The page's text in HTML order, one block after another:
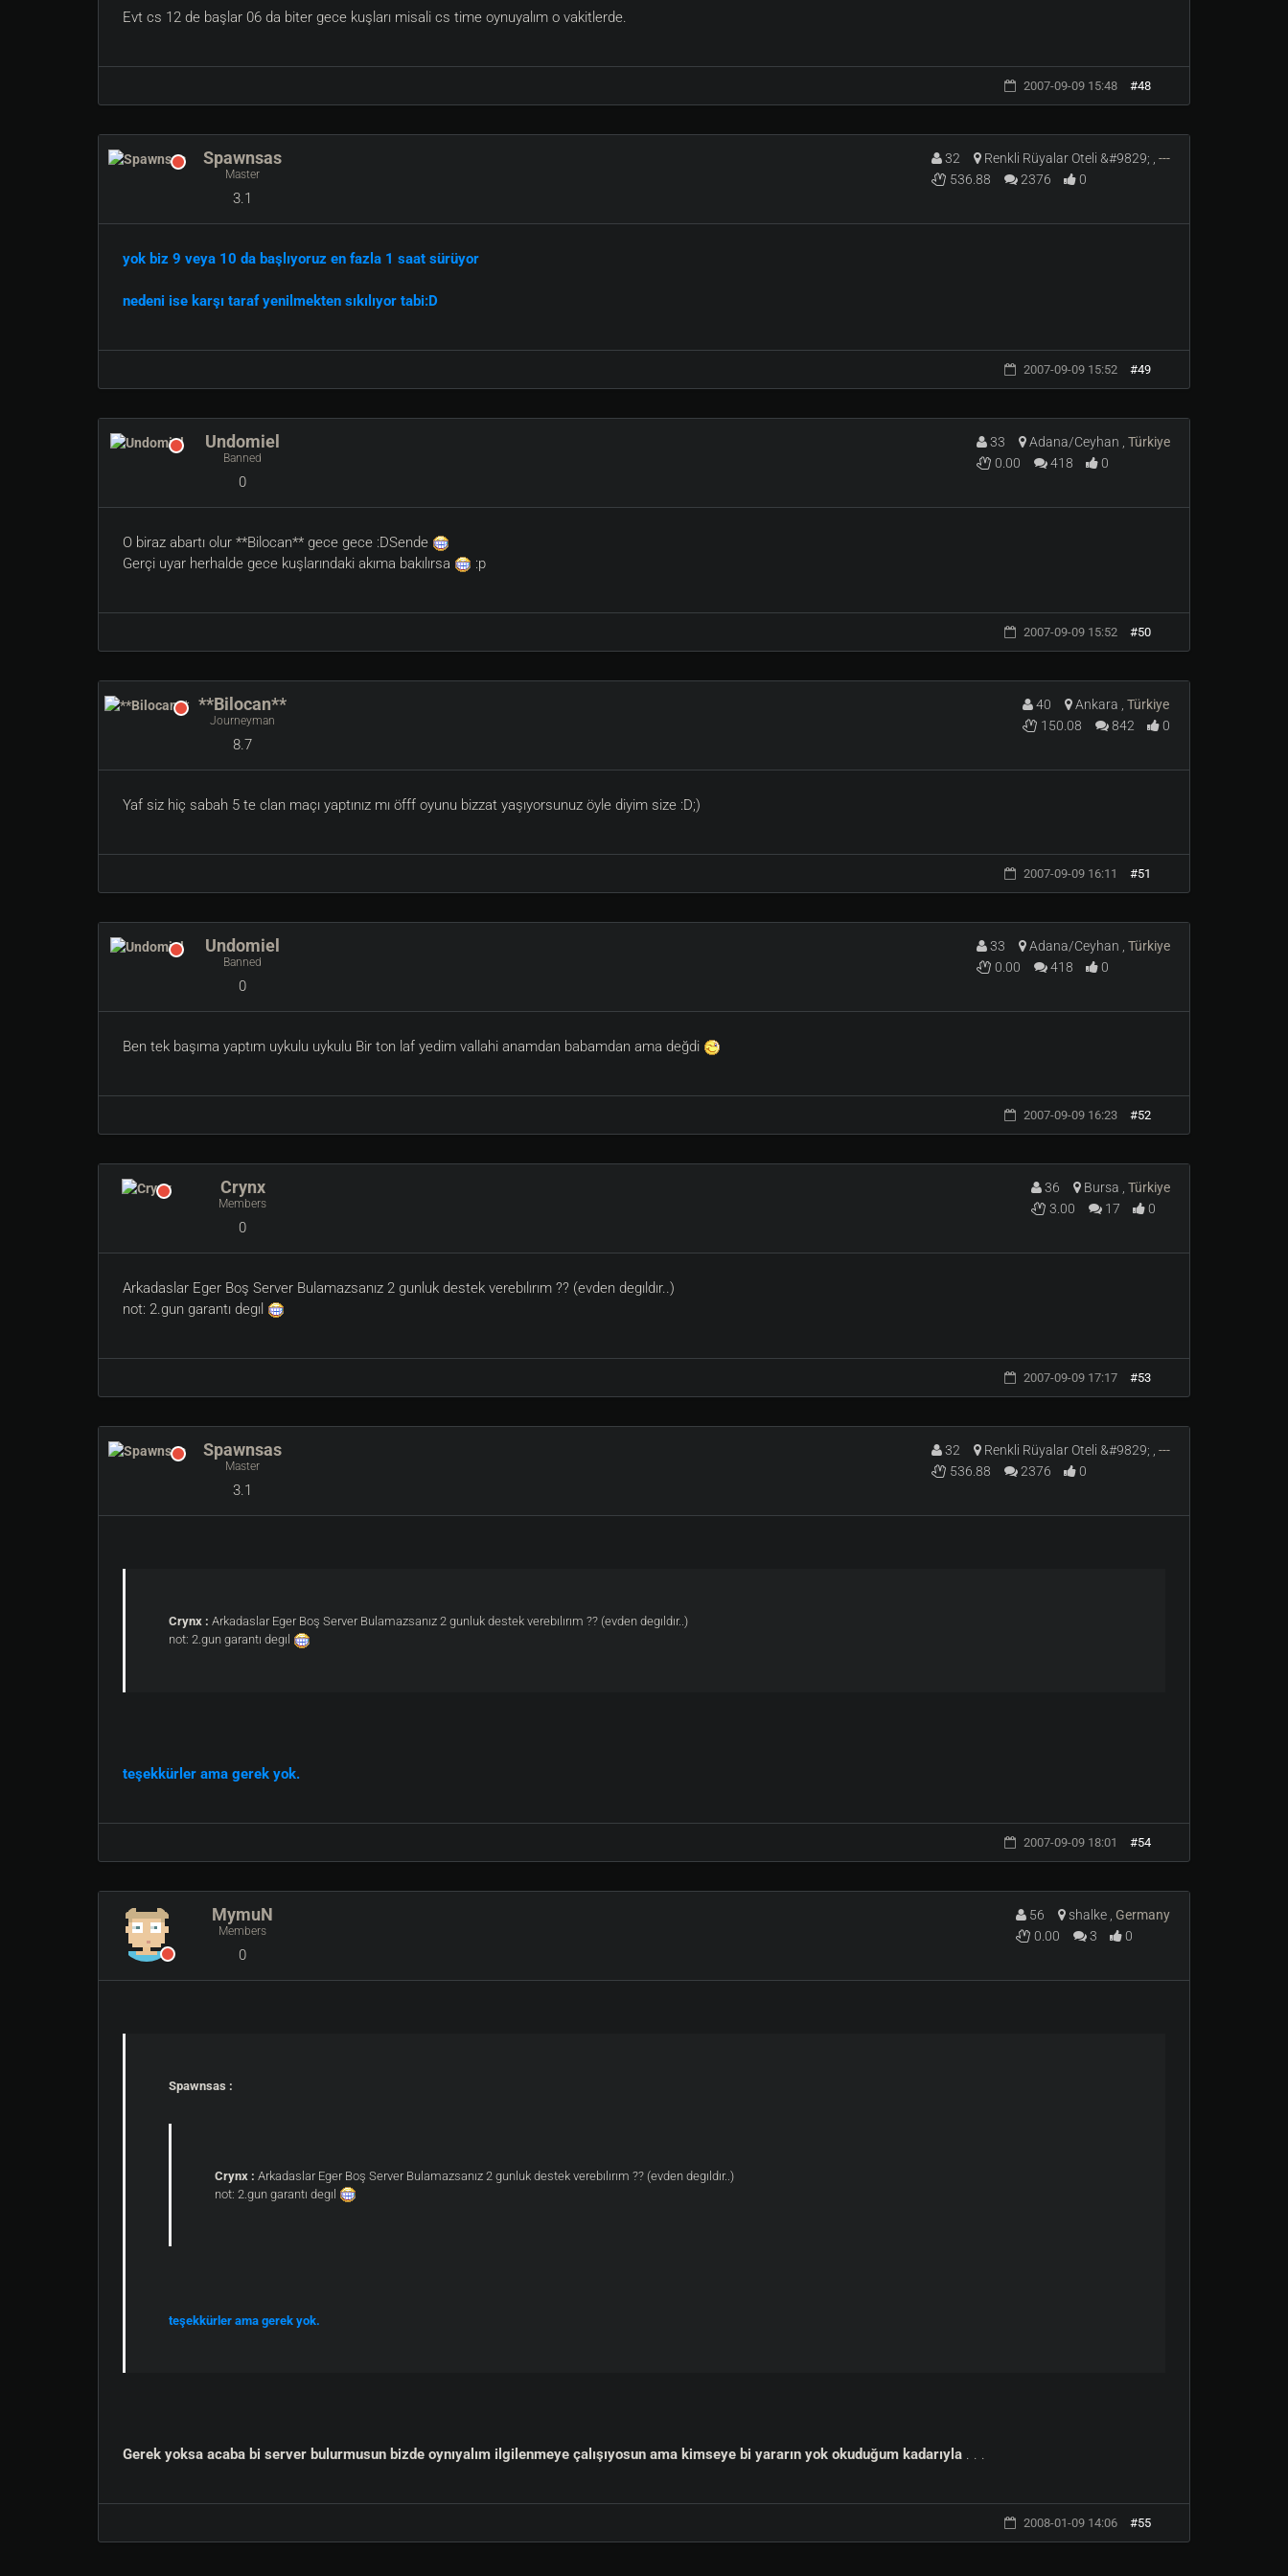
Evt cs 12 de başlar 06 da biter gece kuşları misali cs time oynuyalım o vakitlerde.
2007-09-09 15:48 #48
Spawnsas
Master
3.1
32 Renkli Rüyalar Oteli &#9829; , ---
536.88
2376 0
yok biz 9 veya 10 da başlıyoruz en fazla 1 saat sürüyor
nedeni ise karşı taraf yenilmekten sıkılıyor tabi:D
2007-09-09 15:52 #49
Undomiel
Banned
0
33 Adana/Ceyhan , Türkiye
0.00
418 0
O biraz abartı olur **Bilocan** gece gece :DSende
Gerçi uyar herhalde gece kuşlarındaki akıma bakılırsa
:p
2007-09-09 15:52 #50
**Bilocan**
Journeyman
8.7
40 Ankara , Türkiye
150.08
842 0
Yaf siz hiç sabah 5 te clan maçı yaptınız mı öfff oyunu bizzat yaşıyorsunuz öyle diyim size :D;)
2007-09-09 16:11 #51
Undomiel
Banned
0
33 Adana/Ceyhan , Türkiye
0.00
418 0
Ben tek başıma yaptım uykulu uykulu Bir ton laf yedim vallahi anamdan babamdan ama değdi
2007-09-09 16:23 #52
Crynx
Members
0
36 Bursa , Türkiye
3.00
17 0
Arkadaslar Eger Boş Server Bulamazsanız 2 gunluk destek verebılırım ?? (evden degıldır..)
not: 2.gun garantı degıl
2007-09-09 17:17 #53
Spawnsas
Master
3.1
32 Renkli Rüyalar Oteli &#9829; , ---
536.88
2376 0
Crynx : Arkadaslar Eger Boş Server Bulamazsanız 2 gunluk destek verebılırım ?? (evden degıldır..)
not: 2.gun garantı degıl
teşekkürler ama gerek yok.
2007-09-09 18:01 #54
MymuN
Members
0
56 shalke , Germany
0.00
3 0
Spawnsas :
Crynx : Arkadaslar Eger Boş Server Bulamazsanız 2 gunluk destek verebılırım ?? (evden degıldır..)
not: 2.gun garantı degıl
teşekkürler ama gerek yok.
Gerek yoksa acaba bi server bulurmusun bizde oynıyalım ilgilenmeye çalışıyosun ama kimseye bi yararın yok okuduğum kadarıyla . . .
2008-01-09 14:06 #55